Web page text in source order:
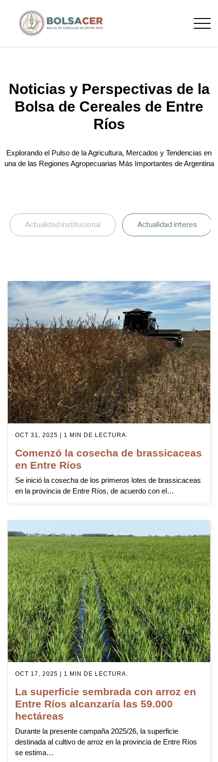
Noticias y Perspectivas de la
Bolsa de Cereales de Entre
Ríos
Explorando el Pulso de la Agricultura, Mercados y Tendencias en
una de las Regiones Agropecuarias Más Importantes de Argentina
Actualidad institucional Actualidad interes
OCT 31, 2025 | 1 MIN DE LECTURA.
Comenzó la cosecha de brassicaceas
en Entre Ríos
Se inició la cosecha de los primeros lotes de brassicaceas
en la provincia de Entre Ríos, de acuerdo con el…
OCT 17, 2025 | 1 MIN DE LECTURA.
La superficie sembrada con arroz en
Entre Ríos alcanzaría las 59.000
hectáreas
Durante la presente campaña 2025/26, la superficie
destinada al cultivo de arroz en la provincia de Entre Ríos
se estima…